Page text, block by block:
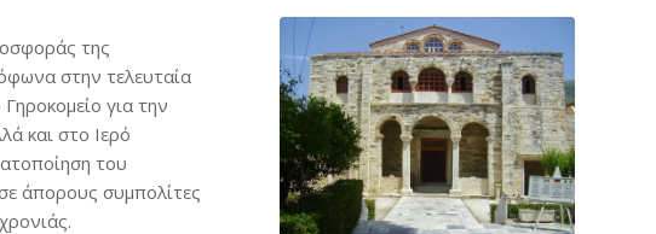
της
στην τελευταία
για την
και στο Ιερό
του
άπορους συμπολίτες